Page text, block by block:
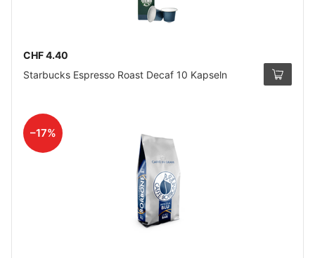
CHF 4.40
Starbucks Espresso Roast Decaf 10 Kapseln
–17%